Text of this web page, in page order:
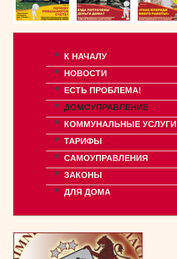
К НАЧАЛУ
НОВОСТИ
ЕСТЬ ПРОБЛЕМА!
ДОМОУПРАВЛЕНИЕ
КОММУНАЛЬНЫЕ УСЛУГИ
ТАРИФЫ
САМОУПРАВЛЕНИЯ
ЗАКОНЫ
ДЛЯ ДОМА